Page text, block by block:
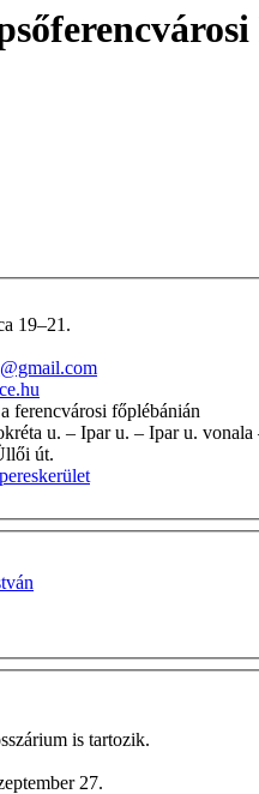
19–21.
előtte a ferencvárosi főplébánián
út.
is tartozik.
és szeptember 27.